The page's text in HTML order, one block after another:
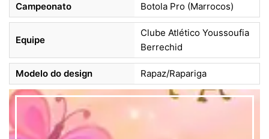
Campeonato Botola Pro (Marrocos)
Equipe
Clube Atlético Youssoufia
Berrechid
Modelo do design Rapaz/Rapariga